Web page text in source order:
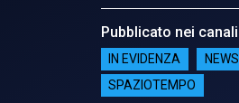
Pubblicato nei canali
IN EVIDENZA
NEWS
SPAZIOTEMPO